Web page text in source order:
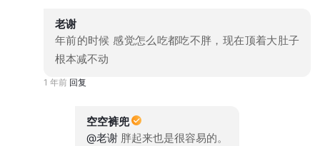
老谢
年前的时候 感觉怎么吃都吃不胖，现在顶着大肚子
根本减不动
1 年前 回复
空空裤兜
@老谢 胖起来也是很容易的。